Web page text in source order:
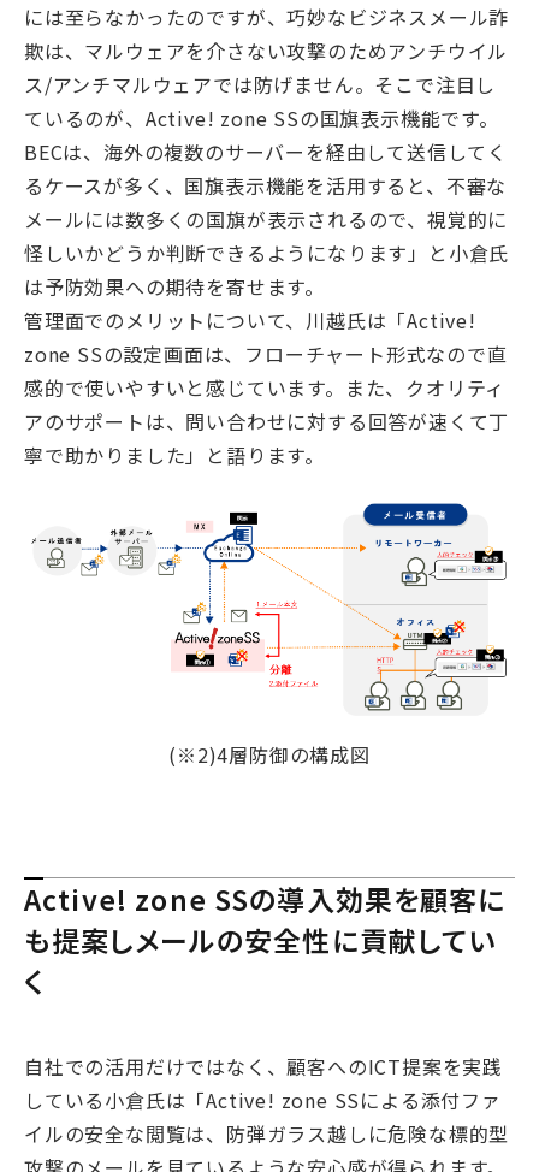
には至らなかったのですが、巧妙なビジネスメール詐
欺は、マルウェアを介さない攻撃のためアンチウイル
ス/アンチマルウェアでは防げません。そこで注目し
ているのが、Active! zone SSの国旗表示機能です。
BECは、海外の複数のサーバーを経由して送信してく
るケースが多く、国旗表示機能を活用すると、不審な
メールには数多くの国旗が表示されるので、視覚的に
怪しいかどうか判断できるようになります」と小倉氏
は予防効果への期待を寄せます。
管理面でのメリットについて、川越氏は「Active!
zone SSの設定画面は、フローチャート形式なので直
感的で使いやすいと感じています。また、クオリティ
アのサポートは、問い合わせに対する回答が速くて丁
寧で助かりました」と語ります。
(※2)4層防御の構成図
Active! zone SSの導入効果を顧客に
も提案しメールの安全性に貢献してい
く
自社での活用だけではなく、顧客へのICT提案を実践
している小倉氏は「Active! zone SSによる添付ファ
イルの安全な閲覧は、防弾ガラス越しに危険な標的型